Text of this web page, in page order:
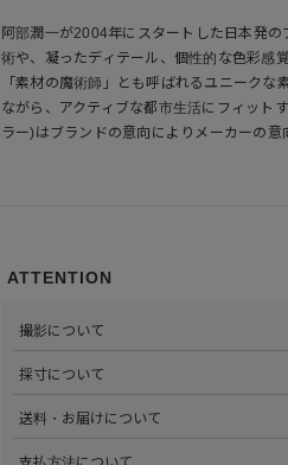
阿部潤一が2004年にスタートした日本発
術や、凝ったディテール、個性的な色彩感
「素材の魔術師」とも呼ばれるユニーク
ながら、アクティブな都市生活にフィット
ラー)はブランドの意向によりメーカーの意
ATTENTION
撮影について
心がけています。詳しくは
採寸について
部サイズタブか、または
送料・お届けについて